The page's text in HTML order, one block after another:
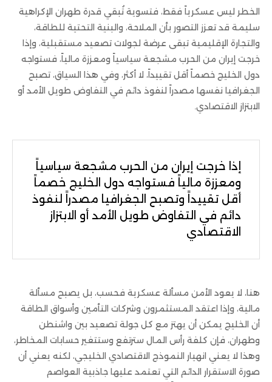
الخطر ليس عسكرياً فقط، فتسوية تُبقي قدرة طهران الإكراهية
سليمة قد تعزز التصور بأن الملاحة، والبنية التحتية للطاقة،
والتجارة الإقليمية تبقى عرضة لجولات تصعيد مستقبلية، وإذا
خرجت إيران من الحرب مشجعة سياسياً ومعززة مالياً، فستواجه
دول الخليج خصماً أقل تقييداً، لا أكثر، وفي هذا السياق، تصبح
الجغرافيا نفسها مصدراً لنفوذ دائم في التفاوض طويل الأمد أو
الابتزاز الاقتصادي.
إذا خرجت إيران من الحرب مشجعة سياسياً
ومعززة مالياً فستواجه دول الخليج خصماً
أقل تقييداً وتصبح الجغرافيا مصدراً لنفوذ
دائم في التفاوض طويل الأمد أو الابتزاز
الاقتصادي
هنا، لا يعود الأمن مسألة عسكرية فحسب، بل يصبح مسألة
مالية، وإذا اعتقد المستثمرون وشركات التأمين وأسواق الطاقة
أن الخليج يمكن أن يهتز مع كل جولة تصعيد بين واشنطن
وطهران، فإن كلفة رأس المال سترتفع وستتغير حسابات المخاطر،
وهذا لا يعني انهيار النموذج الاقتصادي الخليجي، لكنه يعني أن
صورة الاستقرار الدائم التي تعتمد عليها جاذبية العواصم